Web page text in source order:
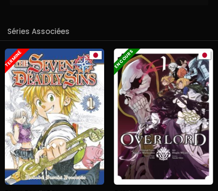
Séries Associées
TERMINÉ EN COURS